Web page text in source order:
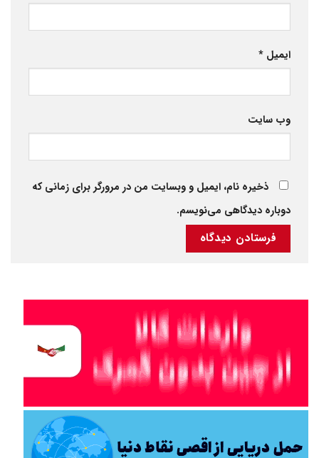
ایمیل *
وب‌ سایت
ذخیره نام، ایمیل و وبسایت من در مرورگر برای زمانی که
دوباره دیدگاهی می‌نویسم.